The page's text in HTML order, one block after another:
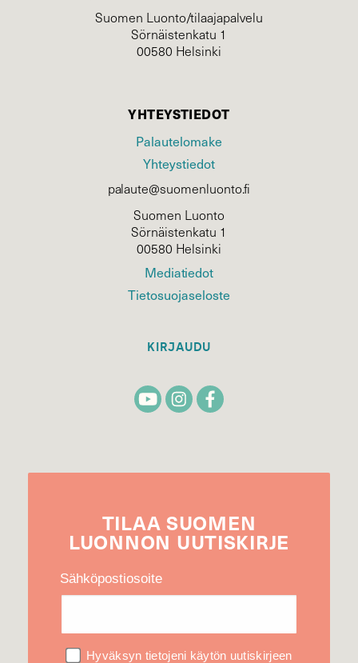
Suomen Luonto/tilaajapalvelu
Sörnäistenkatu 1
00580 Helsinki
YHTEYSTIEDOT
Palautelomake
Yhteystiedot
palaute@suomenluonto.fi
Suomen Luonto
Sörnäistenkatu 1
00580 Helsinki
Mediatiedot
Tietosuojaseloste
KIRJAUDU
TILAA SUOMEN
LUONNON UUTIS­KIRJE
Sähköpostiosoite
Hyväksyn tietojeni käytön uutiskirjeen